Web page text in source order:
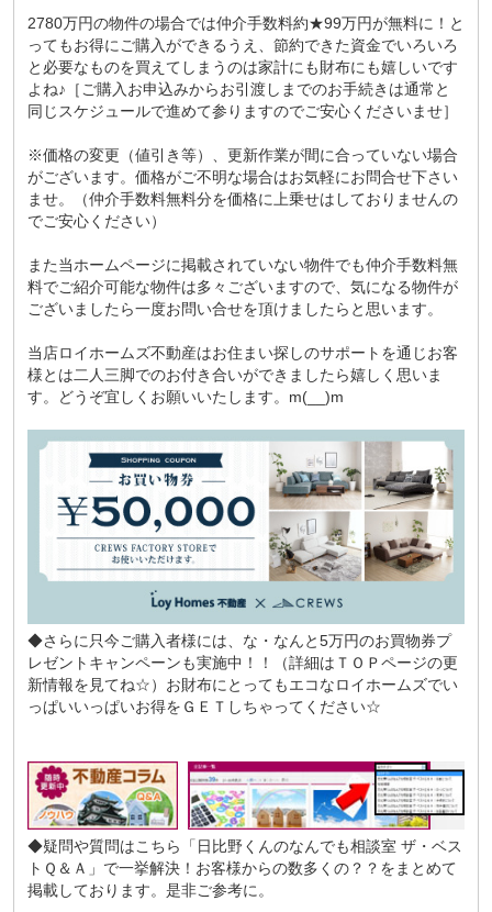
2780万円の物件の場合では仲介手数料約★99万円が無料に！と
ってもお得にご購入ができるうえ、節約できた資金でいろいろ
と必要なものを買えてしまうのは家計にも財布にも嬉しいです
よね♪［ご購入お申込みからお引渡しまでのお手続きは通常と
同じスケジュールで進めて参りますのでご安心くださいませ］
※価格の変更（値引き等）、更新作業が間に合っていない場合
がございます。価格がご不明な場合はお気軽にお問合せ下さい
ませ。（仲介手数料無料分を価格に上乗せはしておりませんの
でご安心ください）
また当ホームページに掲載されていない物件でも仲介手数料無
料でご紹介可能な物件は多々ございますので、気になる物件が
ございましたら一度お問い合せを頂けましたらと思います。
当店ロイホームズ不動産はお住まい探しのサポートを通じお客
様とは二人三脚でのお付き合いができましたら嬉しく思いま
す。どうぞ宜しくお願いいたします。m(__)m
◆さらに只今ご購入者様には、な・なんと5万円のお買物券プ
レゼントキャンペーンも実施中！！（詳細はＴＯＰページの更
新情報を見てね☆）お財布にとってもエコなロイホームズでい
っぱいいっぱいお得をＧＥＴしちゃってください☆
◆疑問や質問はこちら
「日比野くんのなんでも相談室 ザ・ベス
トＱ＆Ａ」 で一挙解決！お客様からの数多くの？？をまとめて
掲載しております。是非ご参考に。